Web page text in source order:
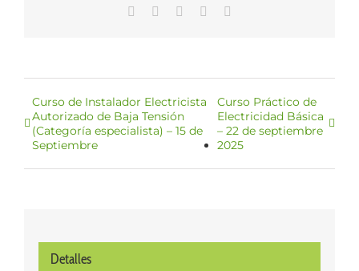
WhatsAppLinkedInFacebook
Curso de Instalador Electricista
Autorizado de Baja Tensión
(Categoría especialista) – 15 de
Septiembre
Curso Práctico de
Electricidad Básica
– 22 de septiembre
2025
Detalles